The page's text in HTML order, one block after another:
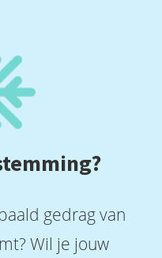
gedrag van
Wil je jouw